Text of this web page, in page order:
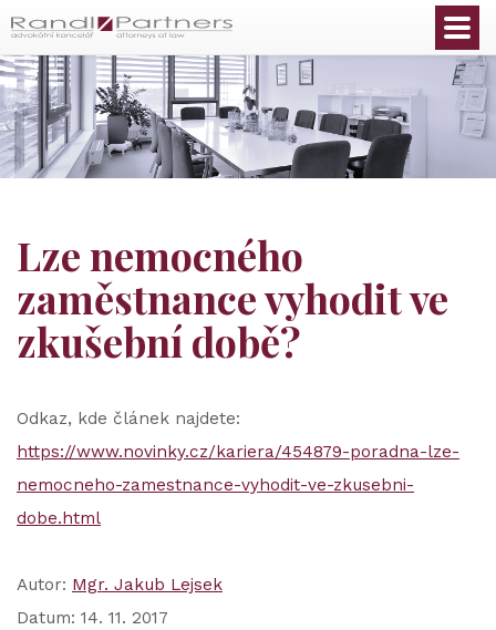
Lze nemocného
zaměstnance vyhodit ve
zkušební době?
Odkaz, kde článek najdete:
https://www.novinky.cz/kariera/454879-poradna-lze-
nemocneho-zamestnance-vyhodit-ve-zkusebni-
dobe.html
Autor: Mgr. Jakub Lejsek
Datum: 14. 11. 2017
Čeština